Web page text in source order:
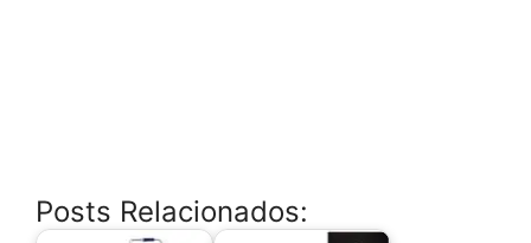
Posts Relacionados: